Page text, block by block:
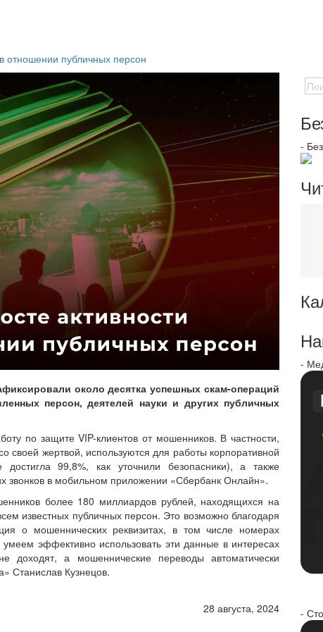
отношении публичных персон
около десятка успешных скам-операций
персон, деятелей науки и других публичных
по защите VIP-клиентов от мошенников. В частности,
своей жертвой, используются для работы корпоративной
99,8%, как уточнили безопасники), а также
звонков в мобильном приложении «Сбербанк Онлайн».
более 180 миллиардов рублей, находящихся на
известных публичных персон. Это возможно благодаря
о мошеннических реквизитах, в том числе номерах
эффективно использовать эти данные в интересах
доходят, а мошеннические переводы автоматически
Станислав Кузнецов.
28 августа, 2024
-
-
-